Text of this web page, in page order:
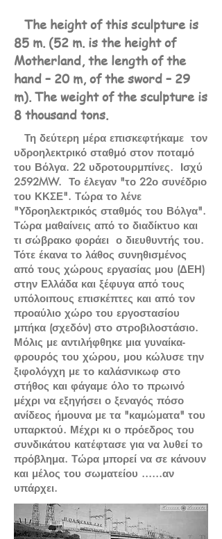
The height of this sculpture is
85 m. (52 m. is the height of
Motherland, the length of the
hand – 20 m, of the sword – 29
m). The weight of the sculpture is
8 thousand tons.
Τη δεύτερη μέρα επισκεφτήκαμε τον
υδροηλεκτρικό σταθμό στον ποταμό
του Βόλγα. 22 υδροτουρμπίνες. Ισχύ
2592MW. Το έλεγαν "το 22ο συνέδριο
του ΚΚΣΕ". Τώρα το λένε
"Υδροηλεκτρικός σταθμός του Βόλγα".
Τώρα μαθαίνεις από το διαδίκτυο και
τι σώβρακο φοράει ο διευθυντής του.
Τότε έκανα το λάθος συνηθισμένος
από τους χώρους εργασίας μου (ΔΕΗ)
στην Ελλάδα και ξέφυγα από τους
υπόλοιπους επισκέπτες και από τον
προαύλιο χώρο του εργοστασίου
μπήκα (σχεδόν) στο στροβιλοστάσιο.
Μόλις με αντιλήφθηκε μια γυναίκα-
φρουρός του χώρου, μου κώλυσε την
ξιφολόγχη με το καλάσνικωφ στο
στήθος και φάγαμε όλο το πρωινό
μέχρι να εξηγήσει ο ξεναγός πόσο
ανίδεος ήμουνα με τα "καμώματα" του
υπαρκτού. Μέχρι κι ο πρόεδρος του
συνδικάτου κατέφτασε για να λυθεί το
πρόβλημα. Τώρα μπορεί να σε κάνουν
και μέλος του σωματείου ......αν
υπάρχει.